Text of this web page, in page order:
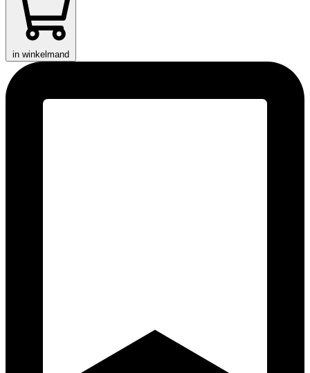
in winkelmand